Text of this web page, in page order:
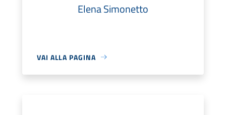
Elena Simonetto
VAI ALLA PAGINA